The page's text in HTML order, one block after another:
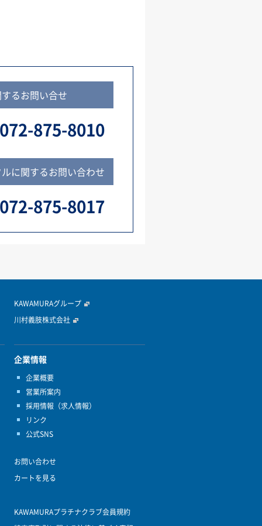
るお問い合せ
072-875-8010
に関するお問い合わせ
072-875-8017
KAWAMURAグループ
川村義肢株式会社
企業情報
企業概要
営業所案内
採用情報（求人情報）
リンク
公式SNS
お問い合わせ
カートを見る
KAWAMURAプラチナクラブ会員規約